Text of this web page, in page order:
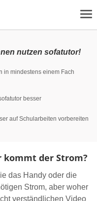
nutzen sofatutor!
in mindestens einem Fach
besser
auf Schularbeiten vorbereiten
kommt der Strom?
das Handy oder die
Strom, aber woher
verständlichen Video